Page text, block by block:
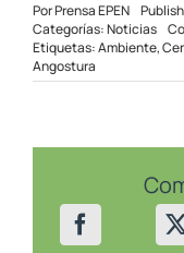
PorPrensa EPEN
Categorías:Noticias
Etiquetas:Ambiente,
Angostura